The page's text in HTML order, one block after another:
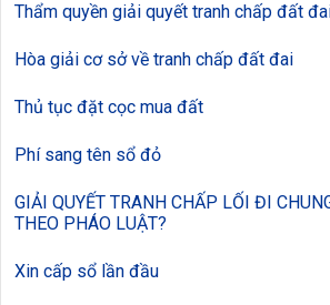
Thẩm quyền giải quyết tranh chấp đất
Hòa giải cơ sở về tranh chấp đất đai
Thủ tục đặt cọc mua đất
Phí sang tên sổ đỏ
GIẢI QUYẾT TRANH CHẤP LỐI ĐI
THEO PHÁO LUẬT?
Xin cấp sổ lần đầu